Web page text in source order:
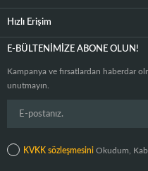
Hızlı Erişim
E-BÜLTENIMIZE ABONE OLUN!
Kampanya ve fırsatlardan haberdar
unutmayın.
KVKK sözleşmesini Okudum,